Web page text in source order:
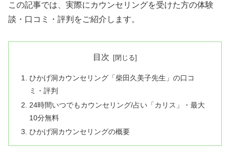
この記事では、実際にカウンセリングを受けた方の体験
談・口コミ・評判をご紹介します。
目次
ひかげ洞カウンセリング「柴田久美子先生」の口コ
ミ・評判
24時間いつでもカウンセリング/占い「カリス」・最大
10分無料
ひかげ洞カウンセリングの概要